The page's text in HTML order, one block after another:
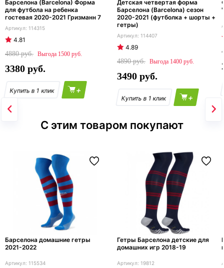
Барселона (Barcelona) Форма
для футбола на ребенка
гостевая 2020-2021 Гризманн 7
114315
4.81
4880
1500
3380
+
Детская четвертая форма
Барселона (Barcelona) сезон
2020-2021 (футболка + шорты +
гетры)
114407
4.89
4890
1400
3490
+
С этим товаром покупают
Барселона домашние гетры
2021-2022
115534
Гетры Барселона детские для
домашних игр 2018-19
19812